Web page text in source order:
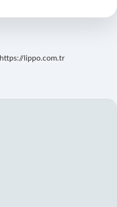
https://lippo.com.tr